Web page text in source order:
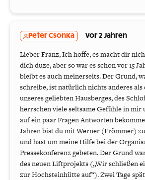
Peter Csonka vor 2 Jahren
Lieber Franz, Ich hoffe, es macht dir
dich duze, aber so war es schon vor 15
bleibt es auch meinerseits. Der Grund,
schreibe, ist natürlich nichts anderes
unseres geliebten Hausberges, des
herrschen viele seltsame Gefühle in mir
auf ein paar Fragen Antworten
Jahren bist du mit Werner (Frömmer)
und hast um meine Hilfe bei der
Pressekonferenz gebeten. Der Grund
des neuen Liftprojekts („Wir schließen
zur Hochsteinhütte auf“). Zwei Tage